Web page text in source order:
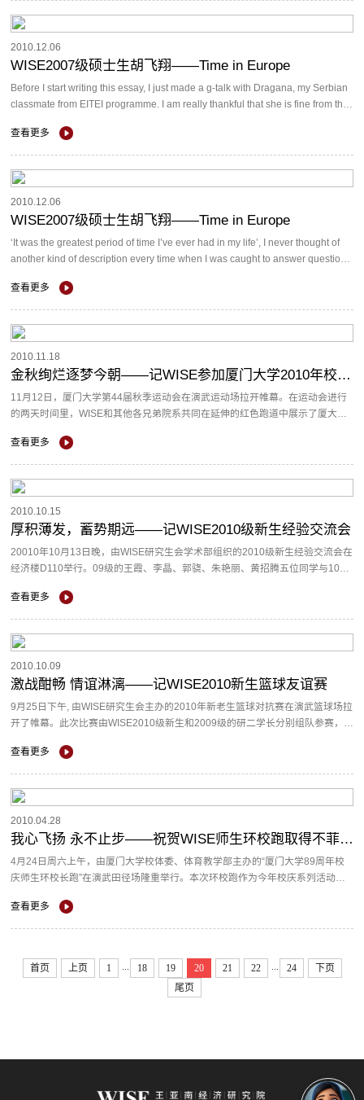
2010.12.06
WISE2007级硕士生胡飞翔——Time in Europe
Before I start writing this essay, I just made a g-talk with Dragana, my Serbian
classmate from EITEI programme. I am really thankful that she is fine from the
查看更多
2010.12.06
WISE2007级硕士生胡飞翔——Time in Europe
‘It was the greatest period of time I’ve ever had in my life’, I never thought of
another kind of description every time when I was caught to answer questions
查看更多
2010.11.18
金秋绚烂逐梦今朝——记WISE参加厦门大学2010年校运会
11月12日，厦门大学第44届秋季运动会在演武运动场拉开帷幕。在运动会进行
的两天时间里，WISE和其他各兄弟院系共同在延伸的红色跑道中展示了厦大学
查看更多
2010.10.15
厚积薄发，蓄势期远——记WISE2010级新生经验交流会
20010年10月13日晚，由WISE研究生会学术部组织的2010级新生经验交流会在
经济楼D110举行。09级的王霞、李晶、郭骁、朱艳丽、黄招腾五位同学与10级
查看更多
2010.10.09
激战酣畅 情谊淋漓——记WISE2010新生篮球友谊赛
9月25日下午, 由WISE研究生会主办的2010年新老生篮球对抗赛在演武篮球场拉
开了帷幕。此次比赛由WISE2010级新生和2009级的研二学长分别组队参赛，旨
查看更多
2010.04.28
我心飞扬 永不止步——祝贺WISE师生环校跑取得不菲战绩
4月24日周六上午，由厦门大学校体委、体育教学部主办的“厦门大学89周年校
庆师生环校长跑”在演武田径场隆重举行。本次环校跑作为今年校庆系列活动之
查看更多
首页 上页 1 ... 18 19 20 21 22 ... 24
下页
尾页